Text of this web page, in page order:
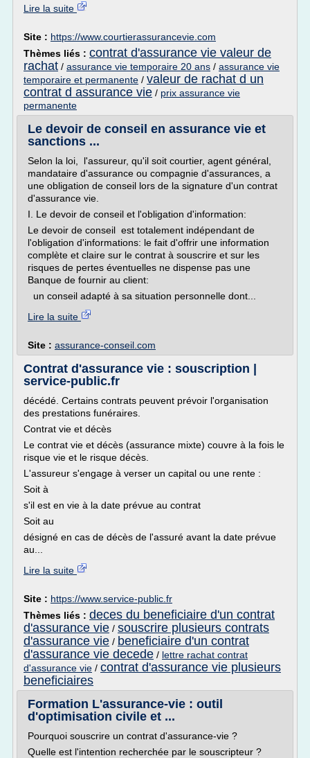
Lire la suite
Site : https://www.courtierassurancevie.com
Thèmes liés : contrat d'assurance vie valeur de
rachat / assurance vie temporaire 20 ans / assurance vie
temporaire et permanente / valeur de rachat d un
contrat d assurance vie / prix assurance vie
permanente
Le devoir de conseil en assurance vie et
sanctions ...
Selon la loi, l'assureur, qu'il soit courtier, agent général,
mandataire d'assurance ou compagnie d'assurances, a
une obligation de conseil lors de la signature d'un contrat
d'assurance vie.
I. Le devoir de conseil et l'obligation d'information:
Le devoir de conseil est totalement indépendant de
l'obligation d'informations: le fait d'offrir une information
complète et claire sur le contrat à souscrire et sur les
risques de pertes éventuelles ne dispense pas une
Banque de fournir au client:
un conseil adapté à sa situation personnelle dont...
Lire la suite
Site : assurance-conseil.com
Contrat d'assurance vie : souscription |
service-public.fr
décédé. Certains contrats peuvent prévoir l'organisation
des prestations funéraires.
Contrat vie et décès
Le contrat vie et décès (assurance mixte) couvre à la fois le
risque vie et le risque décès.
L'assureur s'engage à verser un capital ou une rente :
Soit à
s'il est en vie à la date prévue au contrat
Soit au
désigné en cas de décès de l'assuré avant la date prévue
au...
Lire la suite
Site : https://www.service-public.fr
Thèmes liés : deces du beneficiaire d'un contrat
d'assurance vie / souscrire plusieurs contrats
d'assurance vie / beneficiaire d'un contrat
d'assurance vie decede / lettre rachat contrat
d'assurance vie / contrat d'assurance vie plusieurs
beneficiaires
Formation L'assurance-vie : outil
d'optimisation civile et ...
Pourquoi souscrire un contrat d'assurance-vie ?
Quelle est l'intention recherchée par le souscripteur ?